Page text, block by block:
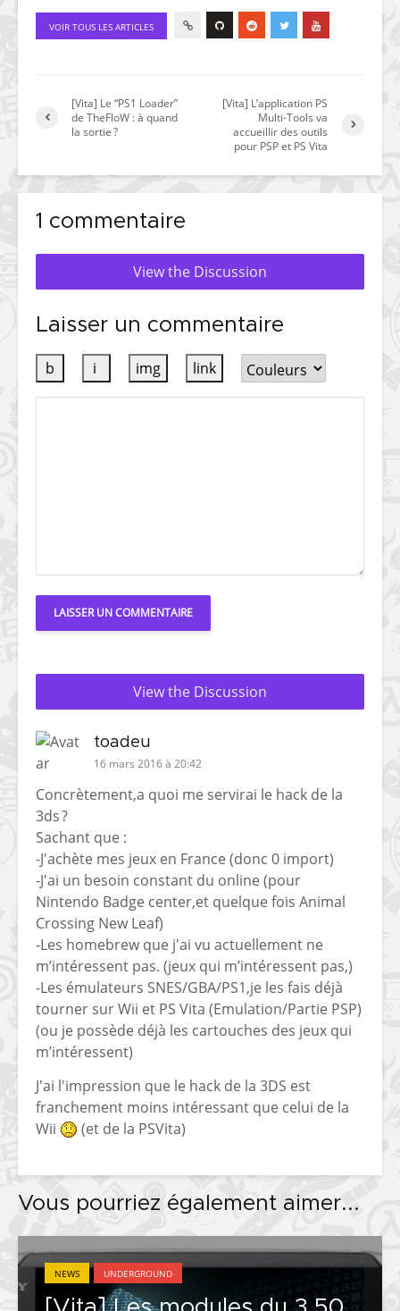
VOIR TOUS LES ARTICLES
[Vita] Le “PS1 Loader”
de TheFloW : à quand
la sortie ?
[Vita] L’application PS
Multi-Tools va
accueillir des outils
pour PSP et PS Vita
1 commentaire
View the Discussion
Laisser un commentaire
View the Discussion
toadeu
16 mars 2016 à 20:42
Concrètement,a quoi me servirai le hack de la
3ds ?
Sachant que :
-J'achète mes jeux en France (donc 0 import)
-J'ai un besoin constant du online (pour
Nintendo Badge center,et quelque fois Animal
Crossing New Leaf)
-Les homebrew que j'ai vu actuellement ne
m’intéressent pas. (jeux qui m’intéressent pas,)
-Les émulateurs SNES/GBA/PS1,je les fais déjà
tourner sur Wii et PS Vita (Emulation/Partie PSP)
(ou je possède déjà les cartouches des jeux qui
m’intéressent)
J'ai l'impression que le hack de la 3DS est
franchement moins intéressant que celui de la
Wii
(et de la PSVita)
Vous pourriez également aimer...
NEWS UNDERGROUND